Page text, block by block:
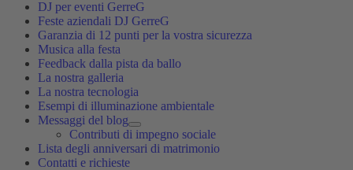
DJ per eventi GerreG
Feste aziendali DJ GerreG
Garanzia di 12 punti per la vostra sicurezza
Musica alla festa
Feedback dalla pista da ballo
La nostra galleria
La nostra tecnologia
Esempi di illuminazione ambientale
Messaggi del blog
Contributi di impegno sociale
Lista degli anniversari di matrimonio
Contatti e richieste